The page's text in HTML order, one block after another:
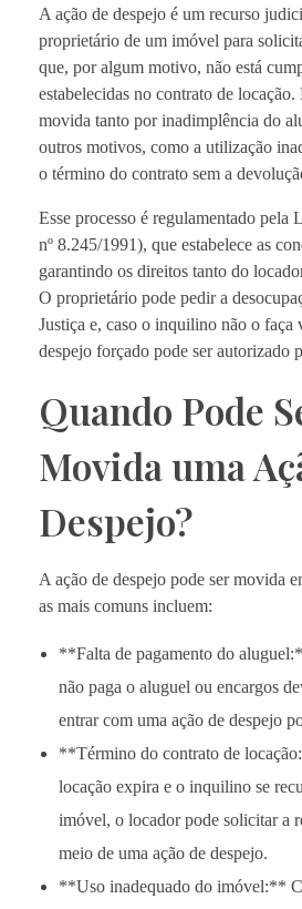
A ação de despejo é um recurso
proprietário de um imóvel para
que, por algum motivo, não está
estabelecidas no contrato de locação.
movida tanto por inadimplência do
outros motivos, como a utilização
o término do contrato sem a
Esse processo é regulamentado
nº 8.245/1991), que estabelece as
garantindo os direitos tanto do
O proprietário pode pedir a
Justiça e, caso o inquilino não o faça
despejo forçado pode ser autorizado
Quando Pode
Movida uma
Despejo?
A ação de despejo pode ser movida
as mais comuns incluem:
**Falta de pagamento do
não paga o aluguel ou encargos
entrar com uma ação de despejo
**Término do contrato de
locação expira e o inquilino se
imóvel, o locador pode solicitar a
meio de uma ação de despejo.
**Uso inadequado do imóvel:**